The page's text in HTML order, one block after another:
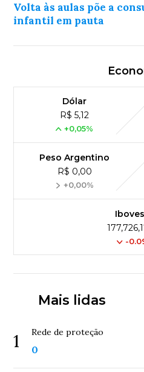
Volta às aulas põe a
infantil em pauta
Dólar
R$ 5,12
+0,05%
Peso Argentino
R$ 0,00
+0,00%
-
Mais lidas
1 Rede de proteção
0